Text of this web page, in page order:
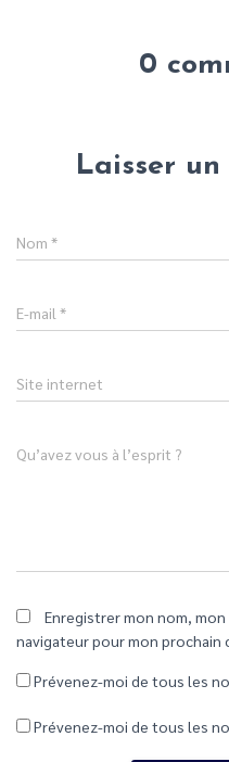
0
Laisser
Nom *
E-mail *
Site internet
Qu’avez vous à l’esprit ?
Enregistrer mon nom,
navigateur pour mon prochain
Prévenez-moi de tous les
Prévenez-moi de tous les